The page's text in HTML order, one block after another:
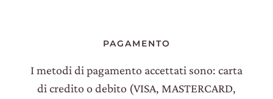
PAGAMENTO
I metodi di pagamento accettati sono: carta
di credito o debito (VISA, MASTERCARD,